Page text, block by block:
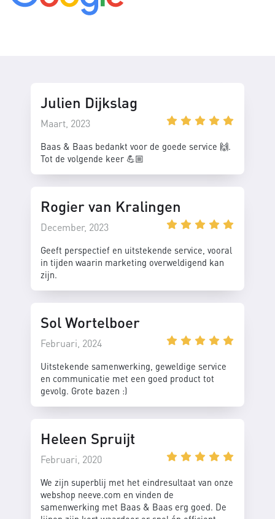
Julien Dijkslag
Maart, 2023
Baas & Baas bedankt voor de goede service 🙌.
Tot de volgende keer 💪🏼
Rogier van Kralingen
December, 2023
Geeft perspectief en uitstekende service, vooral
in tijden waarin marketing overweldigend kan
zijn.
Sol Wortelboer
Februari, 2024
Uitstekende samenwerking, geweldige service
en communicatie met een goed product tot
gevolg. Grote bazen :)
Heleen Spruijt
Februari, 2020
We zijn superblij met het eindresultaat van onze
webshop neeve.com en vinden de
samenwerking met Baas & Baas erg goed. De